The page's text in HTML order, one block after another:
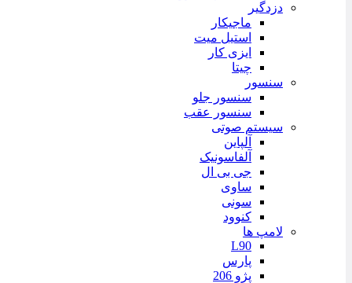
دزدگیر
ماجیکار
استیل میت
ایزی کار
چیتا
سنسور
سنسور جلو
سنسور عقب
سیستم صوتی
آلپاین
آلفاسونیک
جی بی ال
ساوی
سونی
کنوود
لامپ ها
L90
پارس
پژو 206